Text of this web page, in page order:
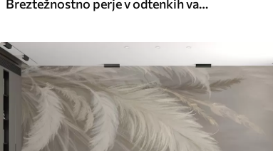
Breztežnostno perje v odtenkih vanilijeve kreme